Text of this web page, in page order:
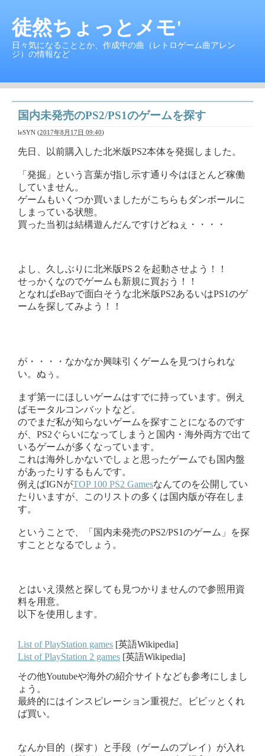
徒然ちょっとメモ'
日々気になることとか、作成中の曲（レトロゲーム曲アレン
ジ）の情報など
国内未発売のPS2/PS1のゲームを探す
leSYN (2017年8月17日 09:40)
先日、以前購入した北米版PS2本体を発掘しました。
「発掘」という言葉が指し示す通り今はほとんど稼働
していません。
ゲームもいくつか買いましたがこちらもダンボールに
しまっている状態。
買った当初は結構遊んだんですけどねぇ・・・・
よし、久しぶりに北米版PS２を起動させよう！！
せっかくなのでゲームも新規に買おう！！
となればeBayで面白そうな北米版PS2あるいはPS1のゲ
ームを探してみよう！！
が・・・・なかなか興味引くゲームを見つけられな
い。ぬぅ。
まず第一にほしいゲームはすでに持っています。例え
ばモータルコンバットなど。
のでまだ私が知らないゲームを探すことになるのです
が、PS2ぐらいになってしまうと国内・海外両方で出て
いるゲームが多くなっています。
これは海外しかないでしょと思ったゲームでも国内盤
があったりするもんです。
例えばIGNがTOP 100 PS2 Gamesなんてのを公開してい
たりいますが、このリストの多くは国内版が存在しま
す。
ということで、「国内未発売のPS2/PS1のゲーム」を探
すこととなるでしょう。
とはいえ漠然と探しても見つかりませんので参照用資
料を用意。
以下を使用します。
List of PlayStation games [英語Wikipedia]
List of PlayStation 2 games [英語Wikipedia]
その他Youtubeや海外の紹介サイトなども参考にしまし
ょう。
最終的にはインスピレーション重視だ。ビビッとくれ
ば買い。
なんか目的（探す）と手段（ゲームのプレイ）が入れ